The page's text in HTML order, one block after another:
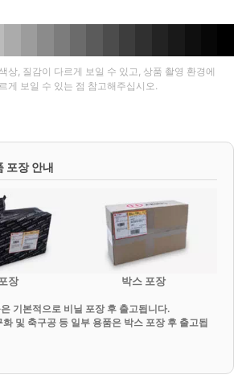
상, 질감이 다르게 보일 수 있고, 상품 촬영 환경에
게 보일 수 있는 점 참고해주십시오.
포장 안내
장 박스 포장
기본적으로 비닐 포장 후 출고됩니다.
및 축구공 등 일부 용품은 박스 포장 후 출고됩